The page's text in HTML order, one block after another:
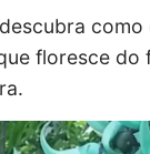
floresce do